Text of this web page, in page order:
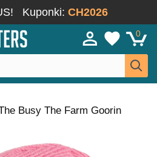
Kuponki: CH2026
0
Busy The Farm Goorin